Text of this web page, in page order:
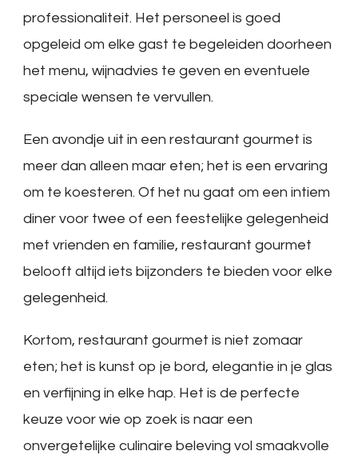
professionaliteit. Het personeel is goed
opgeleid om elke gast te begeleiden doorheen
het menu, wijnadvies te geven en eventuele
speciale wensen te vervullen.
Een avondje uit in een restaurant gourmet is
meer dan alleen maar eten; het is een ervaring
om te koesteren. Of het nu gaat om een intiem
diner voor twee of een feestelijke gelegenheid
met vrienden en familie, restaurant gourmet
belooft altijd iets bijzonders te bieden voor elke
gelegenheid.
Kortom, restaurant gourmet is niet zomaar
eten; het is kunst op je bord, elegantie in je glas
en verfijning in elke hap. Het is de perfecte
keuze voor wie op zoek is naar een
onvergetelijke culinaire beleving vol smaakvolle